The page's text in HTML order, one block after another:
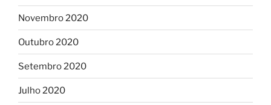
Novembro 2020
Outubro 2020
Setembro 2020
Julho 2020